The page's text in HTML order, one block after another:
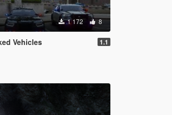
1 172 8
Vehicles 1.1